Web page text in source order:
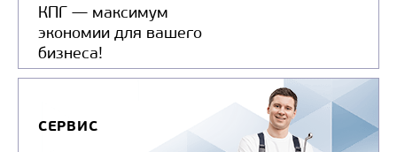
КПГ — максимум
экономии для вашего
бизнеса!
СЕРВИС